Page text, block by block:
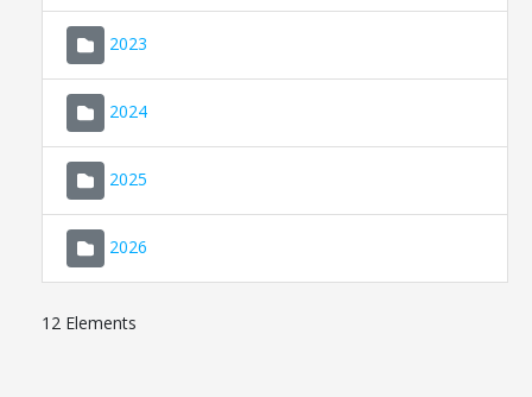
2023
2024
2025
2026
12 Elements